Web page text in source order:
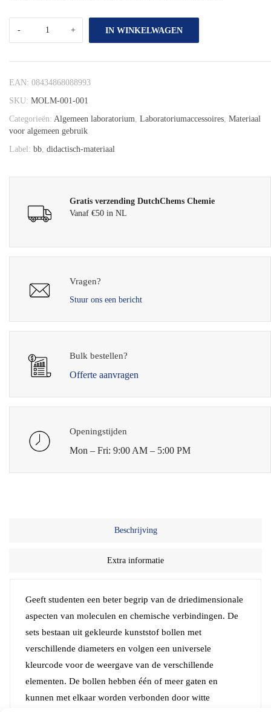
IN WINKELWAGEN
EAN: 08434868088993
SKU: MOLM-001-001
Categorieën: Algemeen laboratorium, Laboratoriumaccessoires, Materiaal
voor algemeen gebruik
Label: bb, didactisch-materiaal
Gratis verzending DutchChems Chemie
Vanaf €50 in NL
Vragen?
Stuur ons een bericht
Bulk bestellen?
Offerte aanvragen
Openingstijden
Mon – Fri: 9:00 AM – 5:00 PM
Beschrijving
Extra informatie
Geeft studenten een beter begrip van de driedimensionale
aspecten van moleculen en chemische verbindingen. De
sets bestaan uit gekleurde kunststof bollen met
verschillende diameters en volgen een universele
kleurcode voor de weergave van de verschillende
elementen. De bollen hebben één of meer gaten en
kunnen met elkaar worden verbonden door witte